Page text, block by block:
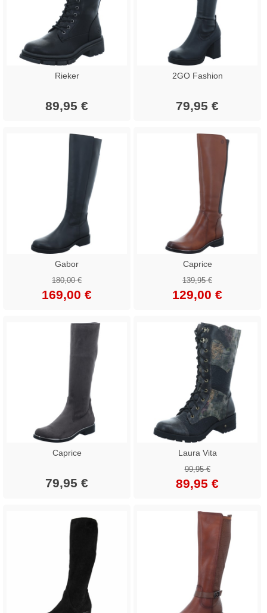
Rieker
89,95 €
2GO Fashion
79,95 €
Gabor
180,00 €
169,00 €
Caprice
139,95 €
129,00 €
Caprice
79,95 €
Laura Vita
99,95 €
89,95 €